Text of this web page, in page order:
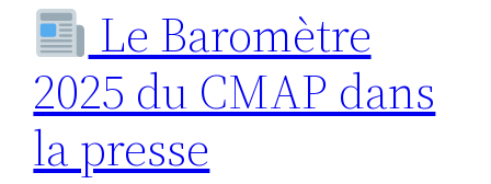
Le Baromètre
2025 du CMAP dans
la presse